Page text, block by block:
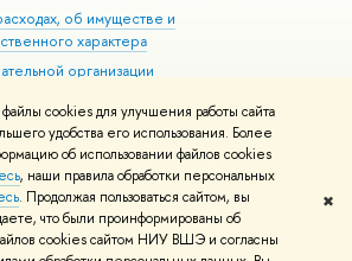
cookies для улучшения работы сайта
удобства его использования. Более
об использовании файлов cookies
, наши правила обработки персональных
. Продолжая пользоваться сайтом, вы
что были проинформированы об
cookies сайтом НИУ ВШЭ и согласны
✖
об имуществе и
характера
организации
возможностями здоровья
Адреса и контакты Условия использования